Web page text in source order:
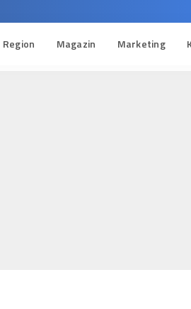
Region Magazin Marketing